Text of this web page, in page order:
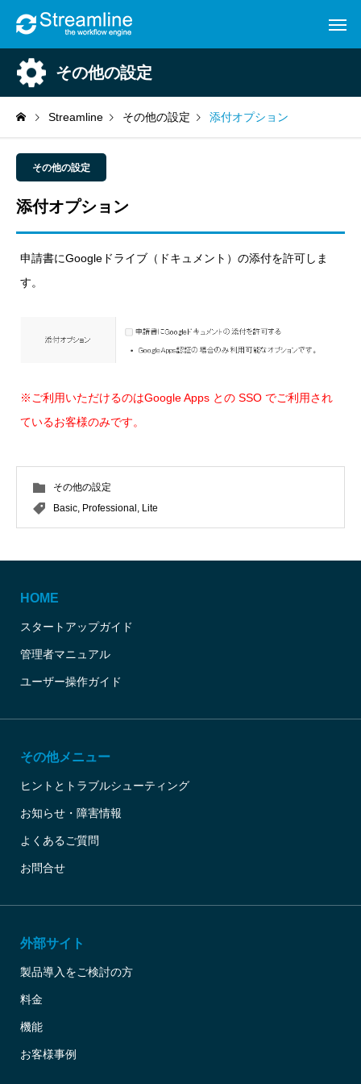
その他の設定
Streamline その他の設定 添付オプション
その他の設定
添付オプション
申請書にGoogleドライブ（ドキュメント）の添付を許可しま
す。
※ご利用いただけるのはGoogle Apps との SSO でご利用され
ているお客様のみです。
その他の設定
Basic, Professional , Lite
HOME
スタートアップガイド
管理者マニュアル
ユーザー操作ガイド
その他メニュー
ヒントとトラブルシューティング
お知らせ・障害情報
よくあるご質問
お問合せ
外部サイト
製品導入をご検討の方
料金
機能
お客様事例